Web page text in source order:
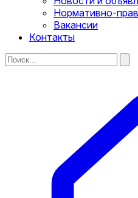
Нормативно-
Вакансии
Контакты